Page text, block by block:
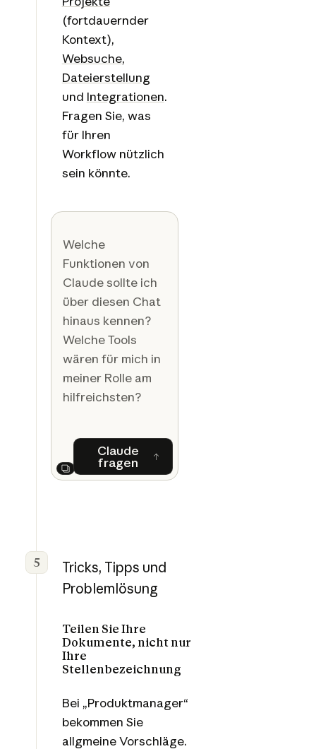
(fortdauernder
Kontext),
Websuche,
Dateierstellung
und Integrationen.
Fragen Sie, was
für Ihren
Workflow nützlich
sein könnte.
Welche
Funktionen von
Claude sollte ich
über diesen Chat
hinaus kennen?
Welche Tools
wären für mich in
meiner Rolle am
hilfreichsten?
Next
Claude
fragenClaude fragen
5
Tricks, Tipps und
Problemlösung
Teilen Sie Ihre
Dokumente, nicht nur
Ihre
Stellenbezeichnung
Bei „Produktmanager“
bekommen Sie
allgmeine Vorschläge.